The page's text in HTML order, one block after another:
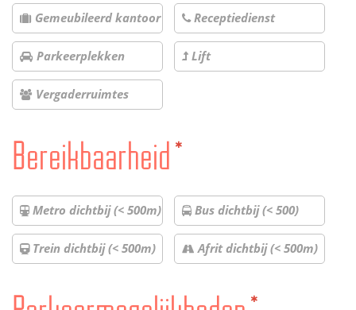
Gemeubileerd kantoor Receptiedienst
Parkeerplekken Lift
Vergaderruimtes
Bereikbaarheid*
Metro dichtbij (< 500m) Bus dichtbij (< 500)
Trein dichtbij (< 500m) Afrit dichtbij (< 500m)